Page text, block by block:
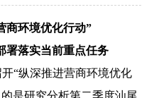
商环境优化行动”
署落实当前重点任务
“纵深推进营商环境优化
是研究分析第二季度汕尾